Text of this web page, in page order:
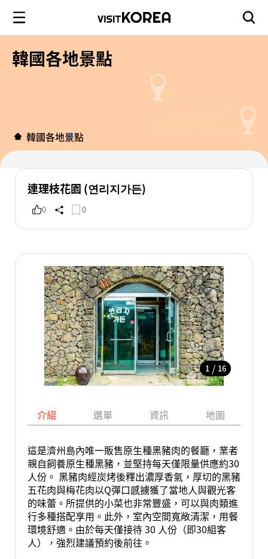
韓國各地景點
韓國各地景點
連理枝花園 (연리지가든)
0 0
1 / 16
介紹 選單 資訊 地圖
這是濟州島內唯一販售原生種黑豬肉的餐廳，業者
親自飼養原生種黑豬，並堅持每天僅限量供應約30
人份。 黑豬肉經炭烤後釋出濃厚香氣，厚切的黑豬
五花肉與梅花肉以Q彈口感擄獲了當地人與觀光客
的味蕾。所提供的小菜也非常豐盛，可以與肉類進
行多種搭配享用。此外，室內空間寬敞清潔，用餐
環境舒適。由於每天僅接待 30 人份（即30組客
人），強烈建議預約後前往。